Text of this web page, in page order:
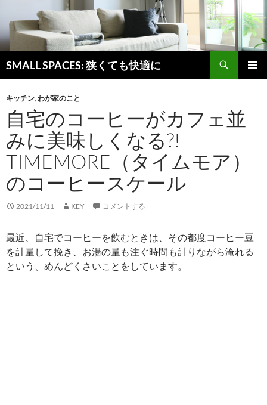
SMALL SPACES: 狭くても快適に
索
テ
ン
ツ
へ
ス
プ
キッチン,わが家のこと
自宅のコーヒーがカフェ並
みに美味しくなる?!
TIMEMORE（タイムモア）
のコーヒースケール
2021/11/11 KEY コメントする
最近、自宅でコーヒーを飲むときは、その都度コーヒー豆
を計量して挽き、お湯の量も注ぐ時間も計りながら淹れる
という、めんどくさいことをしています。